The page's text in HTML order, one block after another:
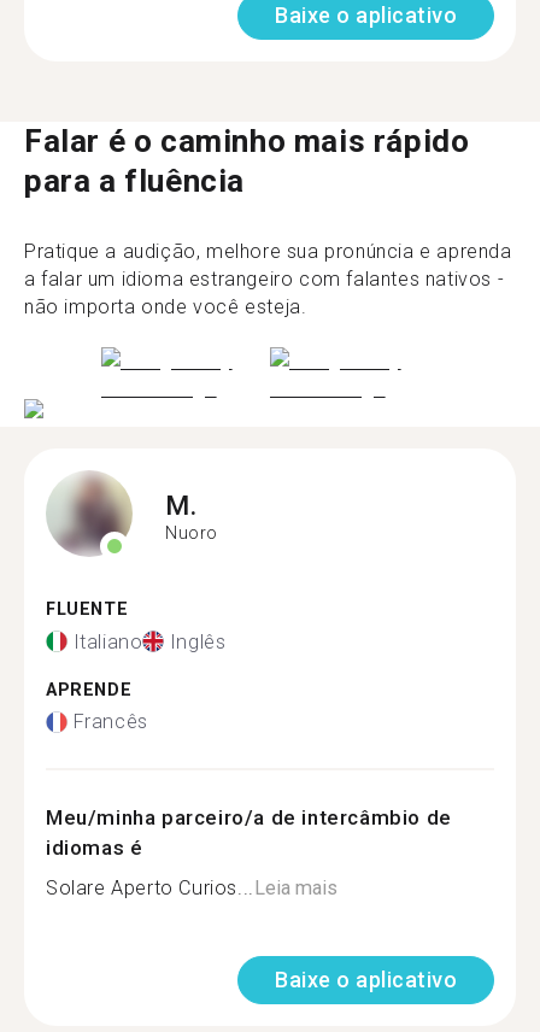
Baixe o aplicativo
Falar é o caminho mais rápido
para a fluência
Pratique a audição, melhore sua pronúncia e aprenda
a falar um idioma estrangeiro com falantes nativos -
não importa onde você esteja.
M.
Nuoro
FLUENTE
Italiano Inglês
APRENDE
Francês
Meu/minha parceiro/a de intercâmbio de
idiomas é
Solare Aperto Curios...Leia mais
Baixe o aplicativo